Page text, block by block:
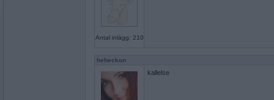
Antal inlägg: 210
heheckon
kallelse